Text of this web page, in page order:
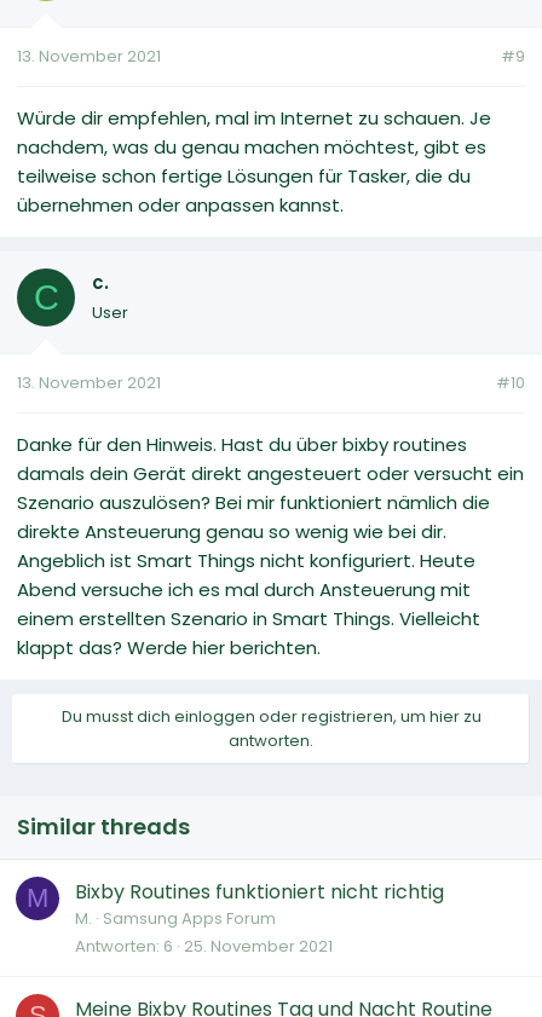
13. November 2021 #9
Würde dir empfehlen, mal im Internet zu schauen. Je
nachdem, was du genau machen möchtest, gibt es
teilweise schon fertige Lösungen für Tasker, die du
übernehmen oder anpassen kannst.
C c.
User
13. November 2021 #10
Danke für den Hinweis. Hast du über bixby routines
damals dein Gerät direkt angesteuert oder versucht ein
Szenario auszulösen? Bei mir funktioniert nämlich die
direkte Ansteuerung genau so wenig wie bei dir.
Angeblich ist Smart Things nicht konfiguriert. Heute
Abend versuche ich es mal durch Ansteuerung mit
einem erstellten Szenario in Smart Things. Vielleicht
klappt das? Werde hier berichten.
Du musst dich einloggen oder registrieren, um hier zu
antworten.
Similar threads
M Bixby Routines funktioniert nicht richtig
M. Samsung Apps Forum
Antworten 6 25. November 2021
Meine Bixby Routines Tag und Nacht Routine